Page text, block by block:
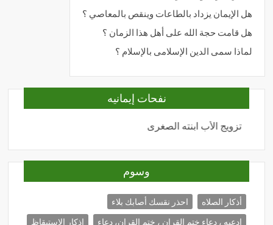
هل الإيمان يزداد بالطاعات وينقص بالمعاصي ؟
هل قامت حجة الله على أهل هذا الزمان ؟
لماذا سمى الدين الإسلامى بالإسلام ؟
نفحات إيمانيه
تزويج الأب ابنته الصغرى
وسوم
أذكار الصلاه
احذر نقسك أصابك بلاء
ادعيه ، دعاء ختم القران ، ختم القران، دعاء
اذكار الاستيقاظ